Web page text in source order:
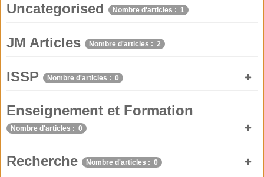
Uncategorised Nombre d'articles : 1
JM Articles Nombre d'articles : 2
ISSP Nombre d'articles : 0
Enseignement et Formation
Nombre d'articles : 0
Recherche Nombre d'articles : 0